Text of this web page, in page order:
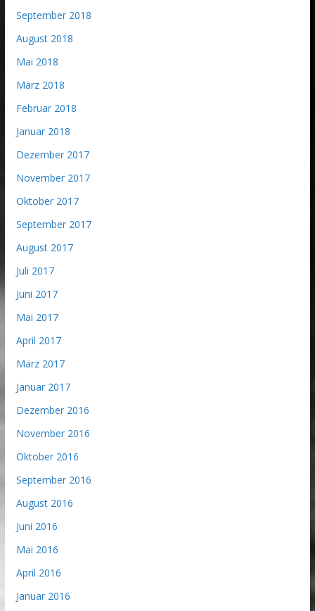
September 2018
August 2018
Mai 2018
März 2018
Februar 2018
Januar 2018
Dezember 2017
November 2017
Oktober 2017
September 2017
August 2017
Juli 2017
Juni 2017
Mai 2017
April 2017
März 2017
Januar 2017
Dezember 2016
November 2016
Oktober 2016
September 2016
August 2016
Juni 2016
Mai 2016
April 2016
Januar 2016